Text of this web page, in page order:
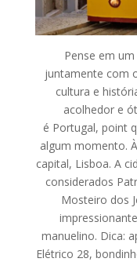
Pense em
juntamente com
cultura e
acolhedor e
é Portugal, point
algum momento.
capital, Lisboa. A
considerados
Mosteiro dos
manuelino. Dica:
Elétrico 28,